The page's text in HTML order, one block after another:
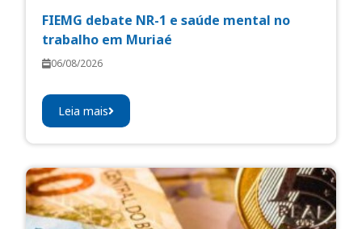
FIEMG debate NR-1 e saúde mental no
trabalho em Muriaé
06/08/2026
Leia mais